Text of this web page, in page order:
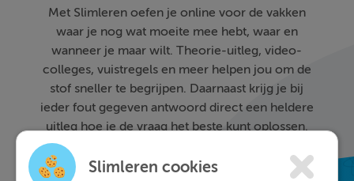
Met Slimleren oefen je online voor de vakken
waar je nog wat moeite mee hebt, waar en
wanneer je maar wilt. Theorie-uitleg, video-
colleges, vuistregels en meer helpen jou om de
stof sneller te begrijpen. Daarnaast krijg je bij
ieder fout gegeven antwoord direct een heldere
uitleg hoe je de vraag het beste kunt oplossen.
Zo leer je sneller en effectiever; dat is pas
Slimleren!
Slimleren cookies